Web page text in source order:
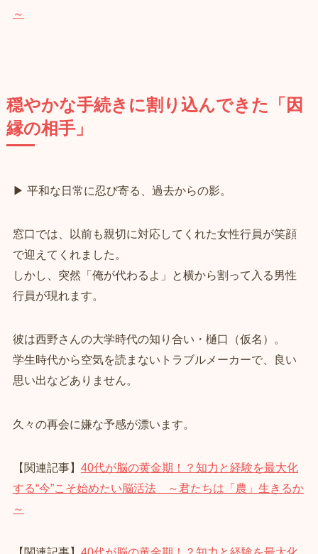
～
穏やかな手続きに割り込んできた「因
縁の相手」
▶ 平和な日常に忍び寄る、過去からの影。
窓口では、以前も親切に対応してくれた女性行員が笑顔
で迎えてくれました。
しかし、突然「俺が代わるよ」と横から割って入る男性
行員が現れます。
彼は西野さんの大学時代の知り合い・樋口（仮名）。
学生時代から空気を読まないトラブルメーカーで、良い
思い出などありません。
久々の再会に嫌な予感が漂います。
【関連記事】 40代が脳の黄金期！？知力と経験を最大化
する“今”こそ始めたい脳活法 ～君たちは「農」生きるか
～